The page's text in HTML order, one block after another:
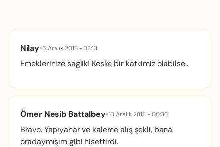
Nilay•6 Aralık 2018 - 08:13
Emeklerinize saglik! Keske bir katkimiz olabilse..
Ömer Nesib Battalbey•10 Aralık 2018 - 00:30
Bravo. Yapıyanar ve kaleme alış şekli, bana
oradaymışım gibi hisettirdi.